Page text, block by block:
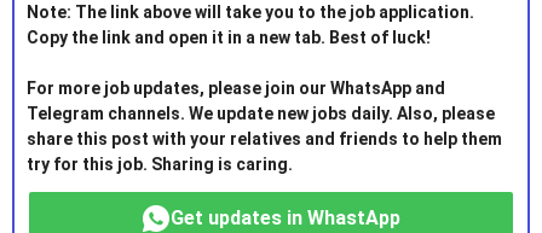
Note: The link above will take you to the job application.
Copy the link and open it in a new tab. Best of luck!
For more job updates, please join our WhatsApp and
Telegram channels. We update new jobs daily. Also, please
share this post with your relatives and friends to help them
try for this job. Sharing is caring.
Get updates in WhastApp